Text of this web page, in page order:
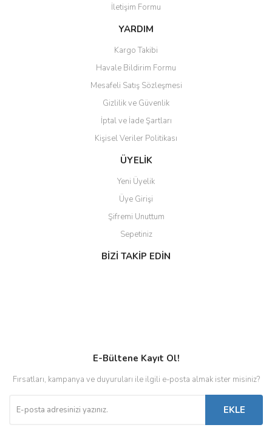
İletişim Formu
YARDIM
Kargo Takibi
Havale Bildirim Formu
Mesafeli Satış Sözleşmesi
Gizlilik ve Güvenlik
İptal ve İade Şartları
Kişisel Veriler Politikası
ÜYELİK
Yeni Üyelik
Üye Girişi
Şifremi Unuttum
Sepetiniz
BİZİ TAKİP EDİN
E-Bültene Kayıt Ol!
Fırsatları, kampanya ve duyuruları ile ilgili e-posta almak ister misiniz?
EKLE